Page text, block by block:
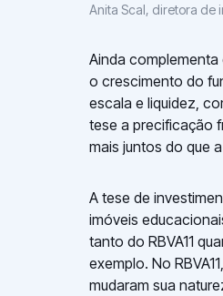
Anita Scal, diretora de
Ainda
o crescimento do
escala e liquidez,
tese a precificação
mais juntos do que
A tese de
imóveis
tanto do RBVA11
exemplo. No
mudaram sua